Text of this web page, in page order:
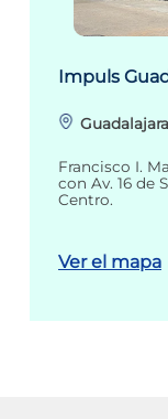
Impuls
Francisco I.
con Av. 16 de
Centro.
Ver el mapa